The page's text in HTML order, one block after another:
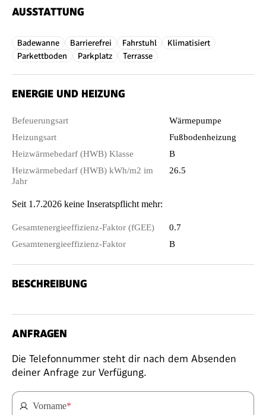
AUSSTATTUNG
Badewanne Barrierefrei Fahrstuhl
Klimatisiert
Parkettboden
Parkplatz Terrasse
ENERGIE UND HEIZUNG
Befeuerungsart
Wärmepumpe
Heizungsart
Fußbodenheizung
Heizwärmebedarf (HWB) Klasse
B
Heizwärmebedarf (HWB) kWh/m2 im
Jahr
26.5
Seit 1.7.2026 keine Inseratspflicht mehr:
Gesamtenergieeffizienz-Faktor (fGEE)
0.7
Gesamtenergieeffizienz-Faktor
B
BESCHREIBUNG
ANFRAGEN
Die Telefonnummer steht dir nach dem Absenden
deiner Anfrage zur Verfügung.
Vorname*